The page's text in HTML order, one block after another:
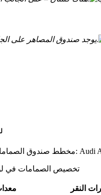
يوجد صندوق المصاهر على الجانب الأيمن من الجذع ، خلف لوحة الزخرفة.
تخصيص الصمامات في لوحة